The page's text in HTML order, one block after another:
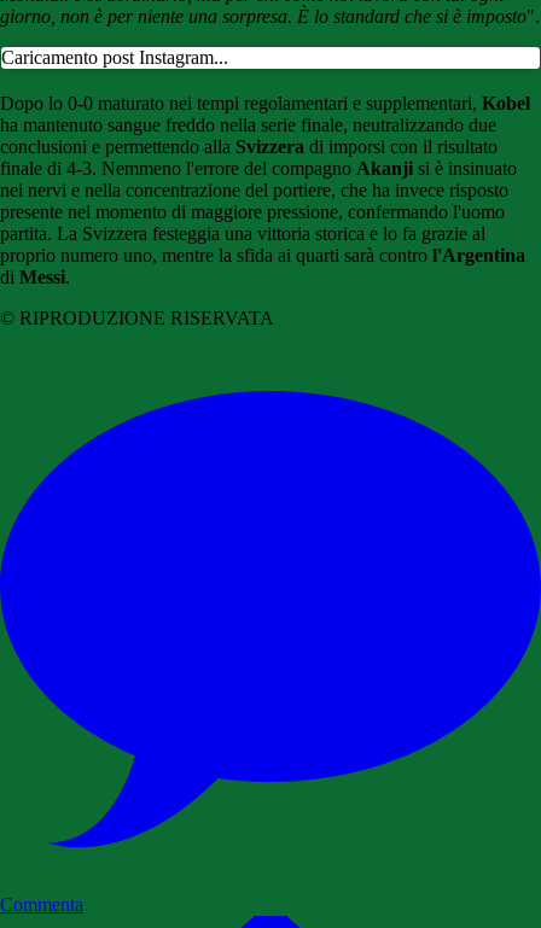
giorno, non è per niente una sorpresa. È lo standard che si è imposto".
Caricamento post Instagram...
Dopo lo 0-0 maturato nei tempi regolamentari e supplementari, Kobel
ha mantenuto sangue freddo nella serie finale, neutralizzando due
conclusioni e permettendo alla Svizzera di imporsi con il risultato
finale di 4-3. Nemmeno l'errore del compagno Akanji si è insinuato
nei nervi e nella concentrazione del portiere, che ha invece risposto
presente nel momento di maggiore pressione, confermando l'uomo
partita. La Svizzera festeggia una vittoria storica e lo fa grazie al
proprio numero uno, mentre la sfida ai quarti sarà contro l'Argentina
di Messi.
© RIPRODUZIONE RISERVATA
Commenta